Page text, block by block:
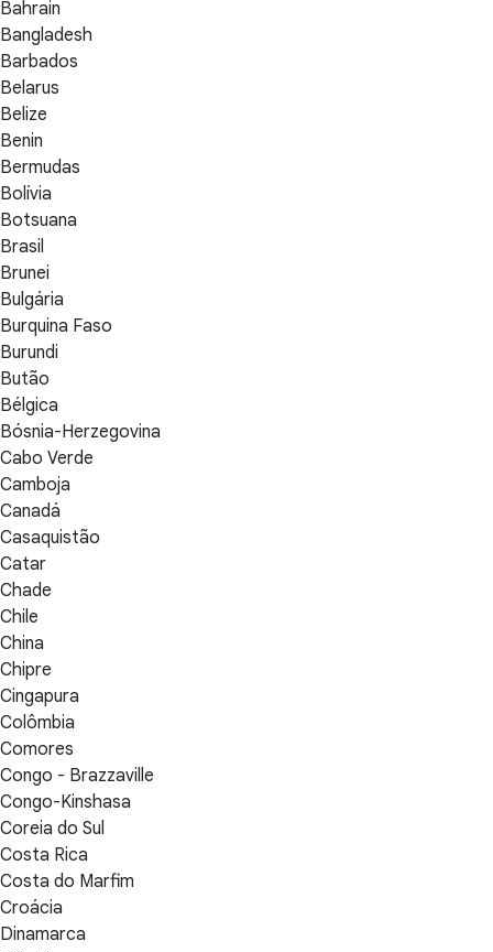
Bahrain
Bangladesh
Barbados
Belarus
Belize
Benin
Bermudas
Bolívia
Botsuana
Brasil
Brunei
Bulgária
Burquina Faso
Burundi
Butão
Bélgica
Bósnia-Herzegovina
Cabo Verde
Camboja
Canadá
Casaquistão
Catar
Chade
Chile
China
Chipre
Cingapura
Colômbia
Comores
Congo - Brazzaville
Congo-Kinshasa
Coreia do Sul
Costa Rica
Costa do Marfim
Croácia
Dinamarca